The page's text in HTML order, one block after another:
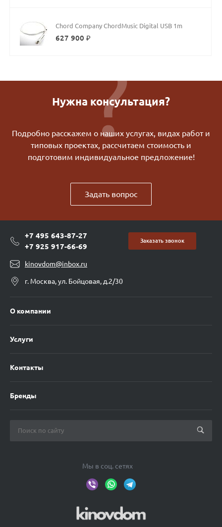
Chord Company ChordMusic Digital USB 1m
627 900 ₽
Нужна консультация?
Подробно расскажем о наших услугах, видах работ и
типовых проектах, рассчитаем стоимость и
подготовим индивидуальное предложение!
Задать вопрос
+7 495 643-87-27
+7 925 917-66-69
Заказать звонок
kinovdom@inbox.ru
г. Москва, ул. Бойцовая, д.2/30
О компании
Услуги
Контакты
Бренды
Мы в соц. сетях